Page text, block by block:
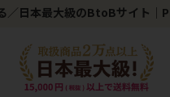
／日本最大級のBtoBサイト｜